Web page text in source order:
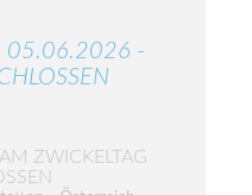
05.06.2026 -
ZWICKELTAG